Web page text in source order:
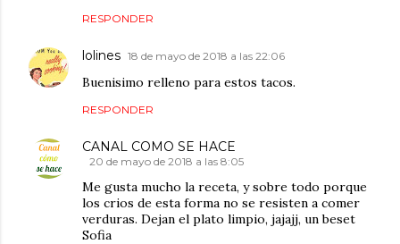
RESPONDER
lolines 18 de mayo de 2018 a las 22:06
Buenisimo relleno para estos tacos.
RESPONDER
CANAL COMO SE HACE
20 de mayo de 2018 a las 8:05
Me gusta mucho la receta, y sobre todo porque
los crios de esta forma no se resisten a comer
verduras. Dejan el plato limpio, jajajj, un beset
Sofia